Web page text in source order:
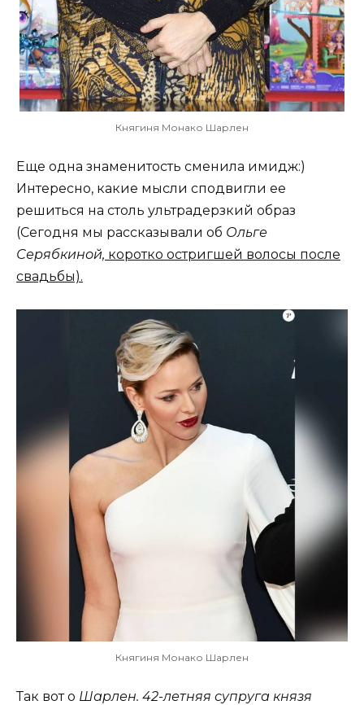
Княгиня Монако Шарлен
Еще одна знаменитость сменила имидж:)
Интересно, какие мысли сподвигли ее
решиться на столь ультрадерзкий образ
(Сегодня мы рассказывали об Ольге
Серябкиной, коротко остригшей волосы после
свадьбы).
Княгиня Монако Шарлен
Так вот о Шарлен. 42-летняя супруга князя